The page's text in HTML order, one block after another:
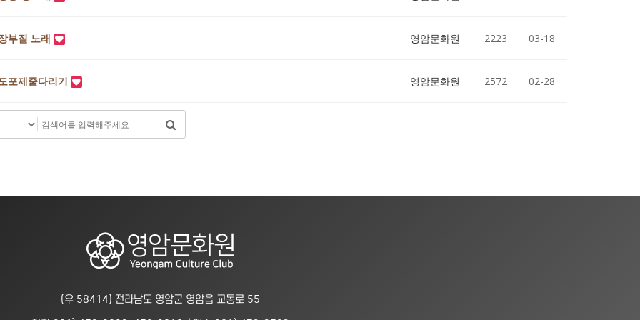
부질 노래 영암문화원 2223 03-18
포제줄다리기 영암문화원 2572 02-28
(우 58414) 전라남도 영암군 영암읍 교동로 55